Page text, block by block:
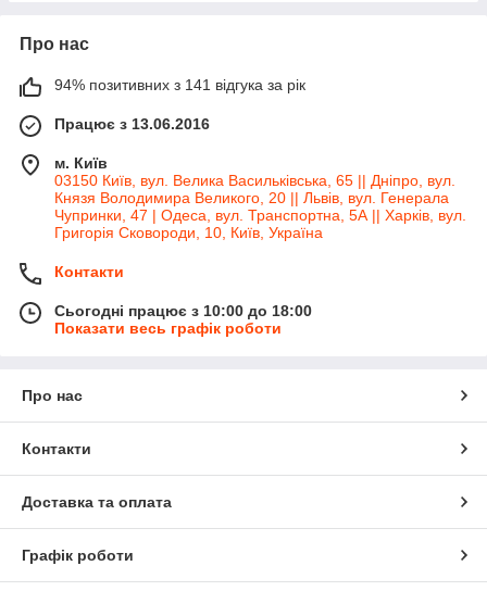
Про нас
94% позитивних з 141 відгука за рік
Працює з 13.06.2016
м. Київ
03150 Київ, вул. Велика Васильківська, 65 || Дніпро, вул.
Князя Володимира Великого, 20 || Львів, вул. Генерала
Чупринки, 47 | Одеса, вул. Транспортна, 5А || Харків, вул.
Григорія Сковороди, 10, Київ, Україна
Контакти
Сьогодні працює з 10:00 до 18:00
Показати весь графік роботи
Про нас
Контакти
Доставка та оплата
Графік роботи